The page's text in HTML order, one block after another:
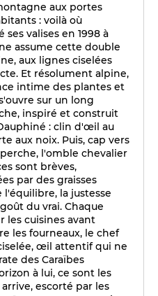
aux portes
: voilà où
valises en 1998 à
assume cette double
aux lignes ciselées
Et résolument alpine,
intime des plantes et
sur un long
inspiré et construit
: clin d'œil au
aux noix. Puis, cap vers
l'omble chevalier
sont brèves,
par des graisses
l'équilibre, la justesse
du vrai. Chaque
les cuisines avant
les fourneaux, le chef
œil attentif qui ne
des Caraïbes
à lui, ce sont les
escorté par les